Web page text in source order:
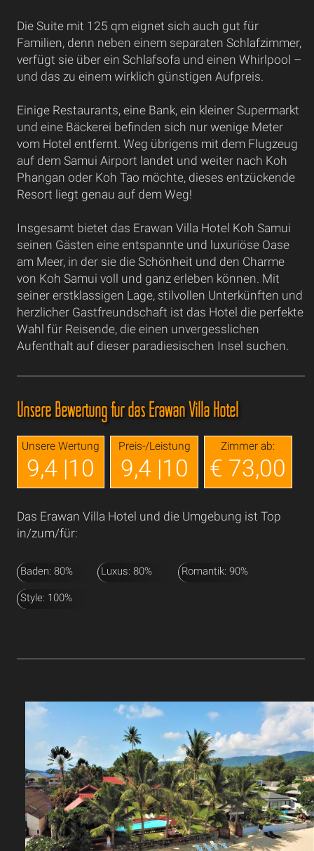
Die Suite mit 125 qm eignet sich auch gut für
Familien, denn neben einem separaten Schlafzimmer,
verfügt sie über ein Schlafsofa und einen Whirlpool –
und das zu einem wirklich günstigen Aufpreis.
Einige Restaurants, eine Bank, ein kleiner Supermarkt
und eine Bäckerei befinden sich nur wenige Meter
vom Hotel entfernt. Weg übrigens mit dem Flugzeug
auf dem Samui Airport landet und weiter nach Koh
Phangan oder Koh Tao möchte, dieses entzückende
Resort liegt genau auf dem Weg!
Insgesamt bietet das Erawan Villa Hotel Koh Samui
seinen Gästen eine entspannte und luxuriöse Oase
am Meer, in der sie die Schönheit und den Charme
von Koh Samui voll und ganz erleben können. Mit
seiner erstklassigen Lage, stilvollen Unterkünften und
herzlicher Gastfreundschaft ist das Hotel die perfekte
Wahl für Reisende, die einen unvergesslichen
Aufenthalt auf dieser paradiesischen Insel suchen.
Unsere Bewertung für das Erawan Villa Hotel
Unsere Wertung
9,4 |10
Preis-/Leistung
9,4 |10
Zimmer ab:
€ 73,00
Das Erawan Villa Hotel und die Umgebung ist Top
in/zum/für:
Baden: 80% Luxus: 80% Romantik: 90%
Style: 100%